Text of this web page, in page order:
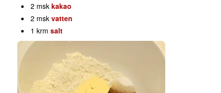
2 mskkakao
2 mskvatten
1 krmsalt